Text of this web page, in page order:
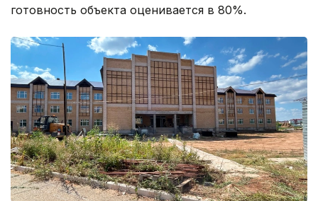
готовность объекта оценивается в 80%.